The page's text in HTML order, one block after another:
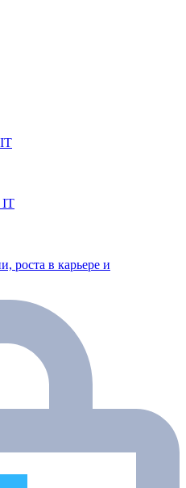
IT
роста в карьере и